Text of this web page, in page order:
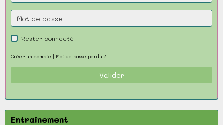
Rester connecté
Créer un compte | Mot de passe perdu ?
Valider
Entrainement